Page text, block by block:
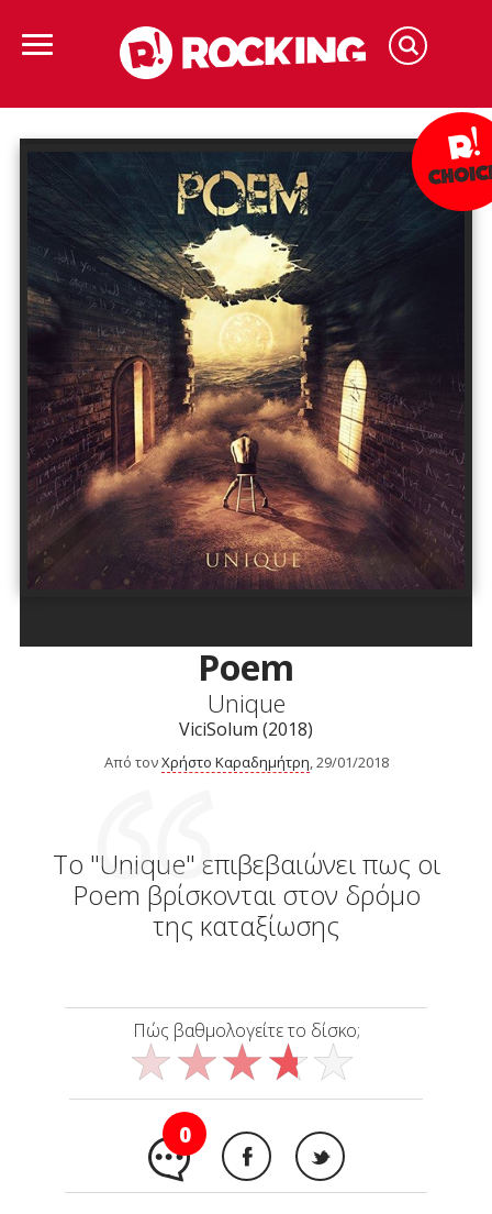
Poem
Unique
ViciSolum (2018)
Από τονΧρήστο Καραδημήτρη, 29/01/2018
Το "Unique" επιβεβαιώνει πως οι
Poem βρίσκονται στον δρόμο
της καταξίωσης
Πώς βαθμολογείτε το δίσκο;
0